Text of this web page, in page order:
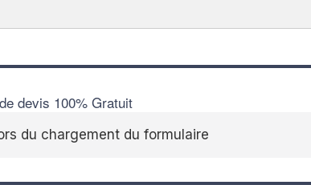
devis 100% Gratuit
du chargement du formulaire